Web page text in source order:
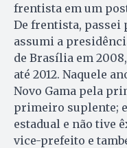
frentista em um
De frentista, passei
assumi a
de Brasília em
até 2012. Naquele
Novo Gama pela
primeiro suplente;
estadual e não tive
vice-prefeito e